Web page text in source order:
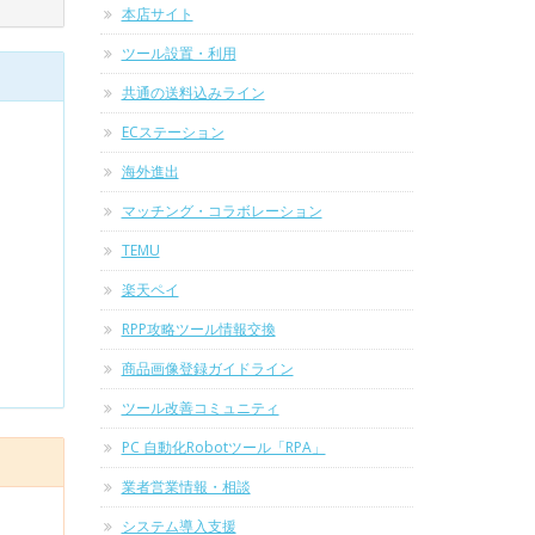
本店サイト
ツール設置・利用
共通の送料込みライン
ECステーション
海外進出
マッチング・コラボレーション
TEMU
楽天ペイ
RPP攻略ツール情報交換
商品画像登録ガイドライン
ツール改善コミュニティ
PC 自動化Robotツール「RPA」
業者営業情報・相談
システム導入支援